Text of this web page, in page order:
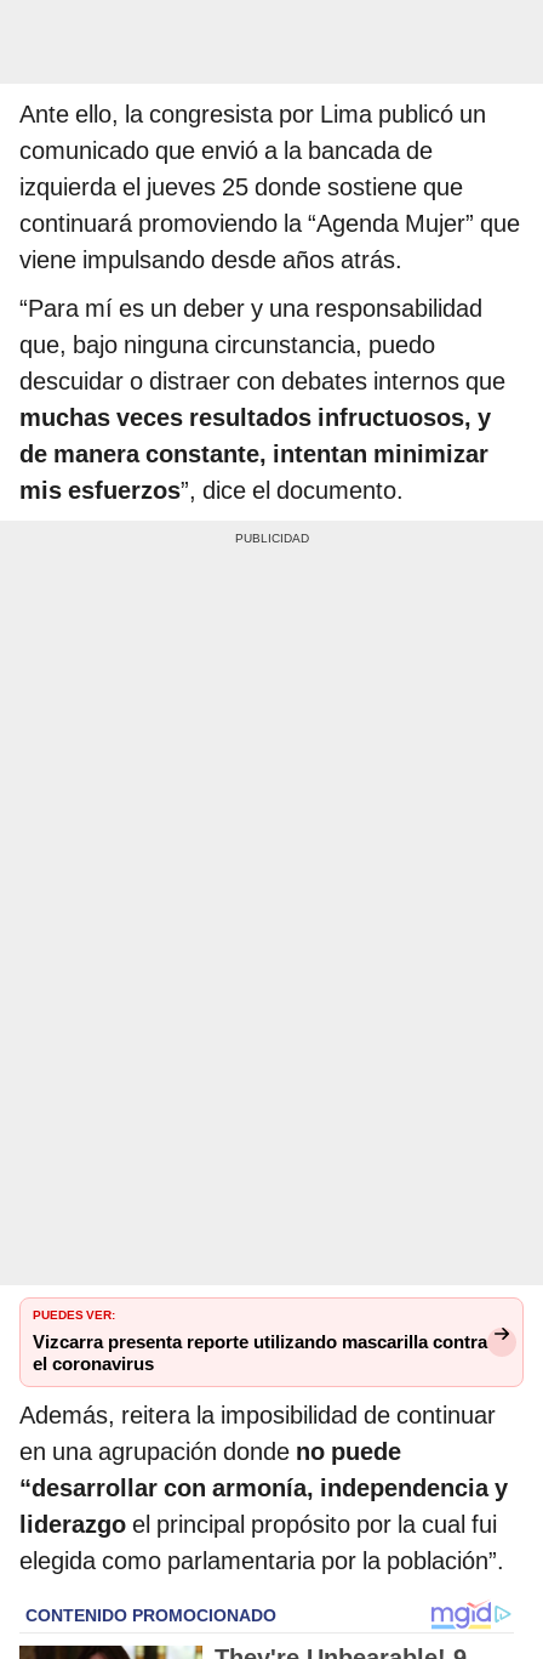
Ante ello, la congresista por Lima publicó un
comunicado que envió a la bancada de
izquierda el jueves 25 donde sostiene que
continuará promoviendo la “Agenda Mujer” que
viene impulsando desde años atrás.
“Para mí es un deber y una responsabilidad
que, bajo ninguna circunstancia, puedo
descuidar o distraer con debates internos que
muchas veces resultados infructuosos, y
de manera constante, intentan minimizar
mis esfuerzos”, dice el documento.
PUEDES VER:
Vizcarra presenta reporte utilizando mascarilla contra
el coronavirus
Además, reitera la imposibilidad de continuar
en una agrupación donde no puede
“desarrollar con armonía, independencia y
liderazgo el principal propósito por la cual fui
elegida como parlamentaria por la población”.